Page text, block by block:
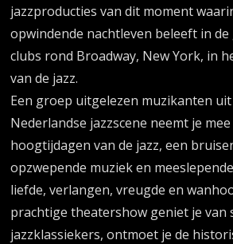
jazzproducties van dit moment
opwindende nachtleven beleeft in
clubs rond Broadway, New York, in
van de jazz.
Een groep uitgelezen muzikanten
Nederlandse jazzscene neemt je
hoogtijdagen van de jazz, een
opzwepende muziek en
liefde, verlangen, vreugde en
prachtige theatershow geniet je van
jazzklassiekers, ontmoet je de